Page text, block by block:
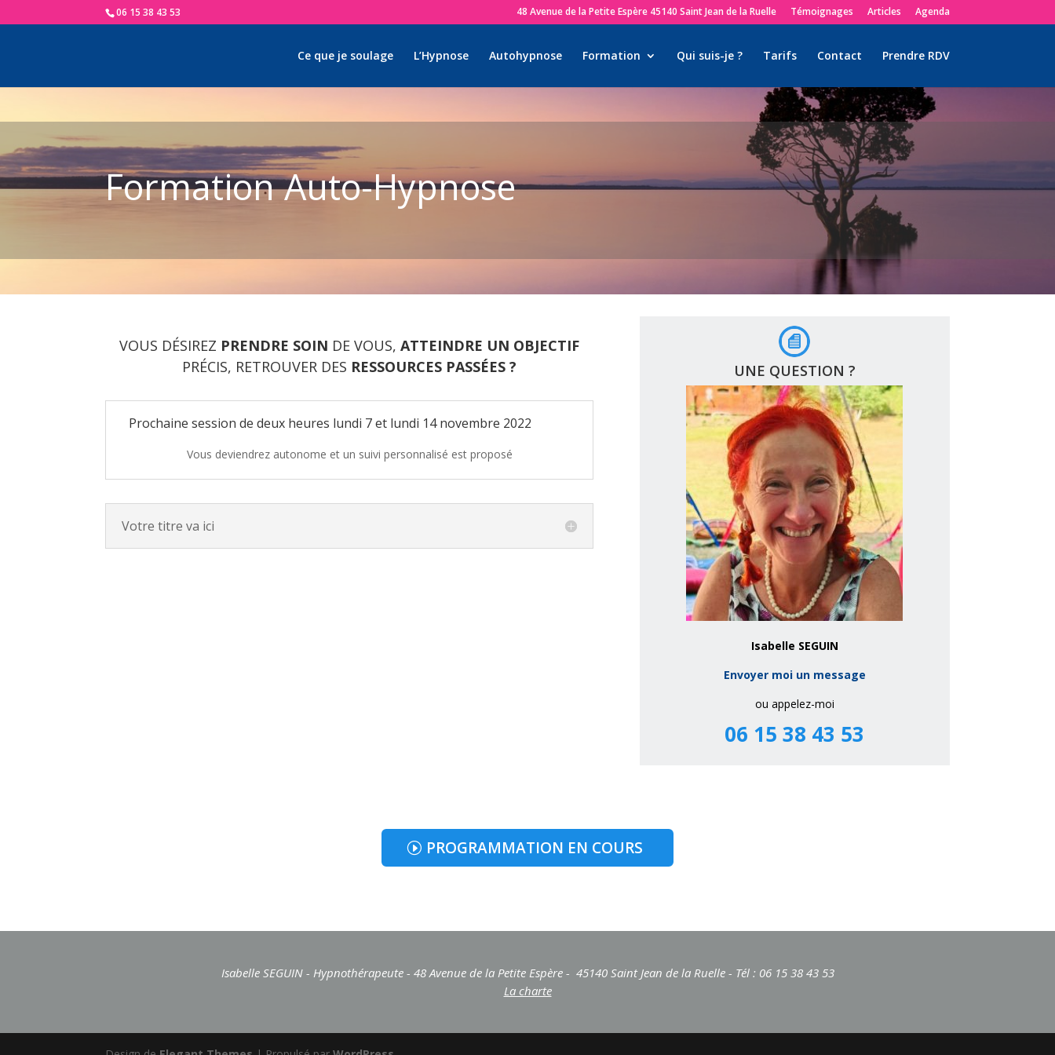
06 15 38 43 53 48 Avenue de la Petite Espère 45140 Saint Jean de la Ruelle Témoignages Articles Agenda
Ce que je soulage L’Hypnose Autohypnose Formation Qui suis-je ? Tarifs Contact Prendre RDV
Formation Auto-Hypnose
VOUS DÉSIREZ PRENDRE SOIN DE VOUS,ATTEINDRE UN OBJECTIF
PRÉCIS, RETROUVER DES RESSOURCES PASSÉES ?
Prochaine session de deux heures lundi 7 et lundi 14 novembre 2022
Vous deviendrez autonome et un suivi personnalisé est proposé
Votre titre va ici
UNE QUESTION ?
Isabelle SEGUIN
Envoyer moi un message
ou appelez-moi
06 15 38 43 53
PROGRAMMATION EN COURS
Isabelle SEGUIN - Hypnothérapeute - 48 Avenue de la Petite Espère - 45140 Saint Jean de la Ruelle - Tél : 06 15 38 43 53
La charte